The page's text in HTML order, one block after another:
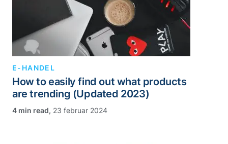
E-HANDEL
How to easily find out what products
are trending (Updated 2023)
, 23 februar 2024